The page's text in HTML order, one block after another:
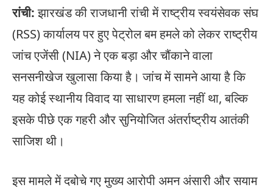
रांची:झारखंड की राजधानी रांची में राष्ट्रीय स्वयंसेवक संघ
(RSS) कार्यालय पर हुए पेट्रोल बम हमले को लेकर राष्ट्रीय
जांच एजेंसी (NIA) ने एक बड़ा और चौंकाने वाला
सनसनीखेज खुलासा किया है। जांच में सामने आया है कि
यह कोई स्थानीय विवाद या साधारण हमला नहीं था, बल्कि
इसके पीछे एक गहरी और सुनियोजित अंतर्राष्ट्रीय आतंकी
साजिश थी।
इस मामले में दबोचे गए मुख्य आरोपी अमन अंसारी और सयाम